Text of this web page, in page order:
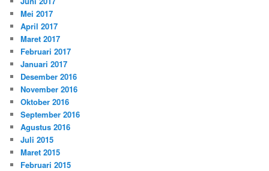
Mei 2017
April 2017
Maret 2017
Februari 2017
Januari 2017
Desember 2016
November 2016
Oktober 2016
September 2016
Agustus 2016
Juli 2015
Maret 2015
Februari 2015